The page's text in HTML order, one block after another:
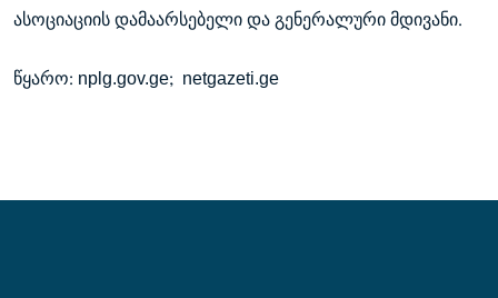
ასოციაციის დამაარსებელი და გენერალური მდივანი.
წყარო: nplg.gov.ge; netgazeti.ge